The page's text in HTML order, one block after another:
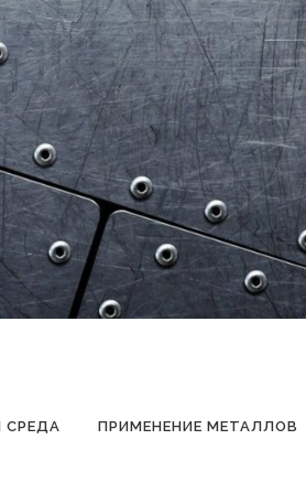
ПРИМЕНЕНИЕ МЕТАЛЛОВ